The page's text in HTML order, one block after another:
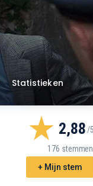
Statistieken
2,88
176 stemmen
+ Mijn stem